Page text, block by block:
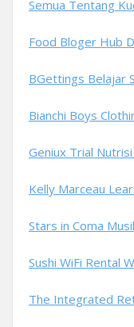
Semua Tentang
Food Bloger Hub
BGettings Belajar
Bianchi Boys
Geniux Trial
Kelly Marceau
Stars in Coma
Sushi WiFi Rental
The Integrated